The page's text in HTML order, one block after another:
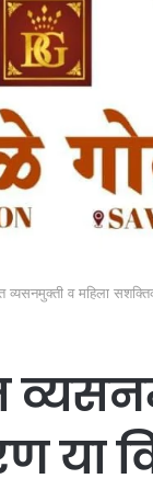
व्यसनमुक्ती व महिला
या